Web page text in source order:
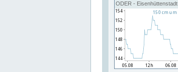
ODER - Eisenhüttenstadt